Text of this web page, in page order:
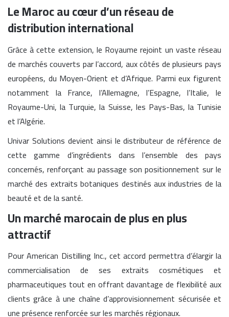
Le Maroc au cœur d’un réseau de
distribution international
Grâce à cette extension, le Royaume rejoint un vaste réseau
de marchés couverts par l’accord, aux côtés de plusieurs pays
européens, du Moyen-Orient et d’Afrique. Parmi eux figurent
notamment la France, l’Allemagne, l’Espagne, l’Italie, le
Royaume-Uni, la Turquie, la Suisse, les Pays-Bas, la Tunisie
et l’Algérie.
Univar Solutions devient ainsi le distributeur de référence de
cette gamme d’ingrédients dans l’ensemble des pays
concernés, renforçant au passage son positionnement sur le
marché des extraits botaniques destinés aux industries de la
beauté et de la santé.
Un marché marocain de plus en plus
attractif
Pour American Distilling Inc., cet accord permettra d’élargir la
commercialisation de ses extraits cosmétiques et
pharmaceutiques tout en offrant davantage de flexibilité aux
clients grâce à une chaîne d’approvisionnement sécurisée et
une présence renforcée sur les marchés régionaux.